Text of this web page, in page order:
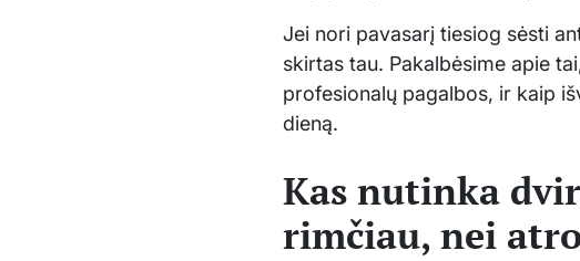
Jei nori pavasarį tiesiog sėsti
skirtas tau. Pakalbėsime apie
profesionalų pagalbos, ir kaip
dieną.
Kas nutinka
rimčiau, nei